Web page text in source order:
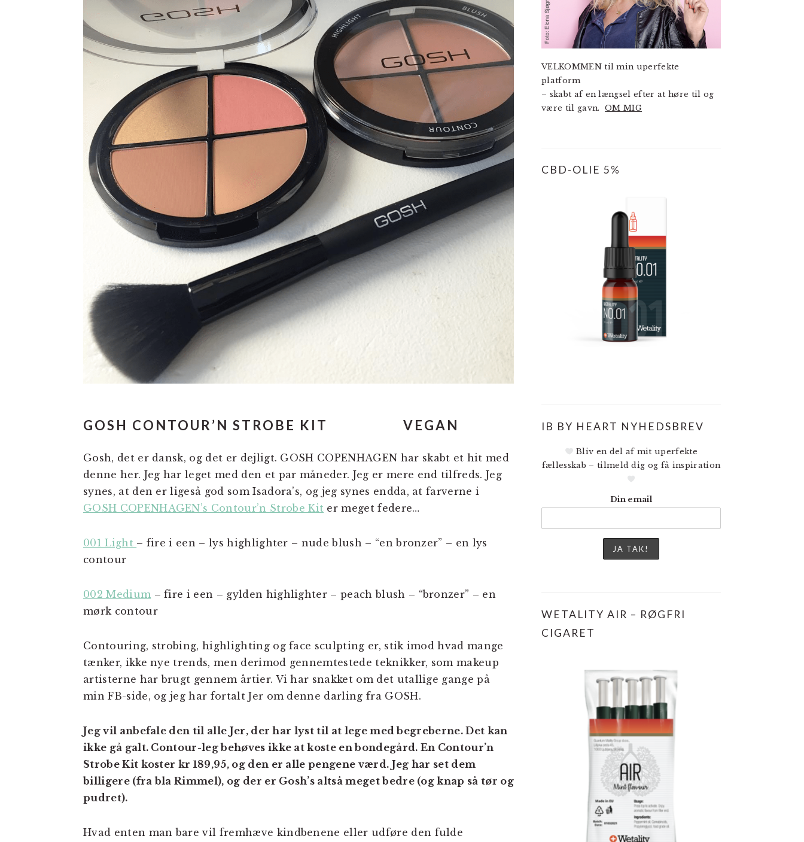
GOSH CONTOUR’N STROBE KIT VEGAN
Gosh, det er dansk, og det er dejligt. GOSH COPENHAGEN har skabt et hit med
denne her. Jeg har leget med den et par måneder. Jeg er mere end tilfreds. Jeg
synes, at den er ligeså god som Isadora’s, og jeg synes endda, at farverne i
GOSH COPENHAGEN’s Contour’n Strobe Kit er meget federe…
001 Light – fire i een – lys highlighter – nude blush – “en bronzer” – en lys
contour
002 Medium – fire i een – gylden highlighter – peach blush – “bronzer” – en
mørk contour
Contouring, strobing, highlighting og face sculpting er, stik imod hvad mange
tænker, ikke nye trends, men derimod gennemtestede teknikker, som makeup
artisterne har brugt gennem årtier. Vi har snakket om det utallige gange på
min FB-side, og jeg har fortalt Jer om denne darling fra GOSH.
Jeg vil anbefale den til alle Jer, der har lyst til at lege med begreberne. Det kan
ikke gå galt. Contour-leg behøves ikke at koste en bondegård. En Contour’n
Strobe Kit koster kr 189,95, og den er alle pengene værd. Jeg har set dem
billigere (fra bla Rimmel), og der er Gosh’s altså meget bedre (og knap så tør og
pudret).
Hvad enten man bare vil fremhæve kindbenene eller udføre den fulde
VELKOMMEN til min uperfekte
platform
– skabt af en længsel efter at høre til og
være til gavn.OM MIG
CBD-OLIE 5%
IB BY HEART NYHEDSBREV
Bliv en del af mit uperfekte
fællesskab – tilmeld dig og få inspiration
Din email
WETALITY AIR – RØGFRI
CIGARET